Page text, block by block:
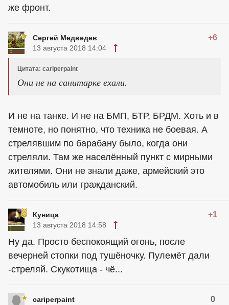
же фронт.
Сергей Медведев +6
13 августа 2018 14:04
Цитата: cariperpaint
Они не на санитарке ехали.
И не на танке. И не на БМП, БТР, БРДМ. Хоть и в
темноте, но понятно, что техника не боевая. А
стрелявшим по барабану было, когда они
стреляли. Там же населённый пункт с мирными
жителями. Они не знали даже, армейский это
автомобиль или гражданский.
Куница +1
13 августа 2018 14:58
Ну да. Просто беспокоящий огонь, после
вечерней стопки под тушёночку. Пулемёт дали
-стреляй. Скукотища - чё...
cariperpaint 0